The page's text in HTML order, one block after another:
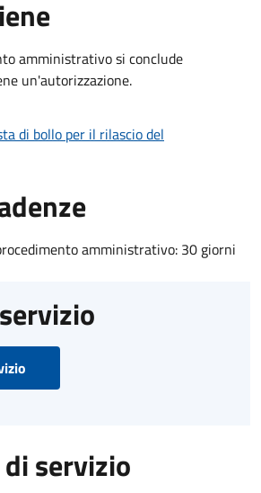
amministrativo si conclude
un'autorizzazione.
di bollo per il rilascio del
amministrativo: 30 giorni
servizio